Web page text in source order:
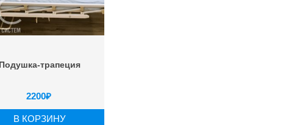
Подушка-трапеция
2200₽
В КОРЗИНУ